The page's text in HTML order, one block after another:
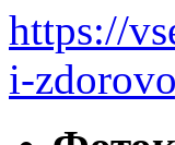
https://
i-